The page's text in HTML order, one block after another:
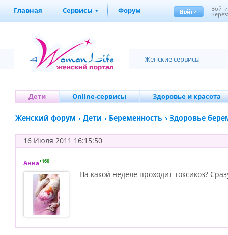
Главная Сервисы Форум Войти
Женские сервисы
Дети Online-сервисы Здоровье и красота
Женский форум Дети Беременность Здоровье
16 Июля 2011 16:15:50
Анна+160
На какой неделе проходит токсикоз?